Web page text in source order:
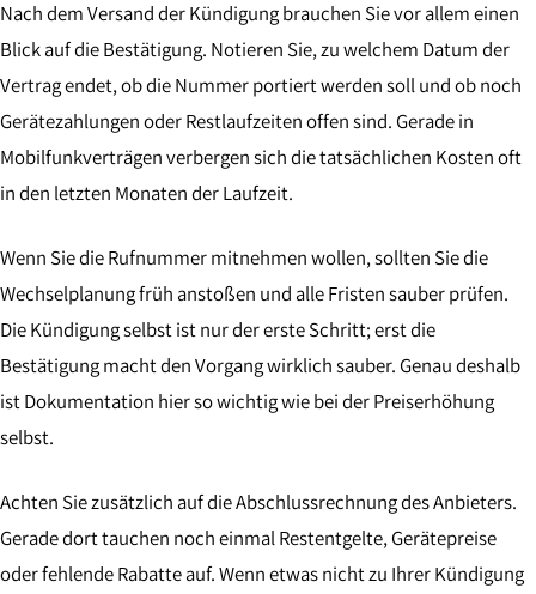
Nach dem Versand der Kündigung brauchen Sie vor allem einen
Blick auf die Bestätigung. Notieren Sie, zu welchem Datum der
Vertrag endet, ob die Nummer portiert werden soll und ob noch
Gerätezahlungen oder Restlaufzeiten offen sind. Gerade in
Mobilfunkverträgen verbergen sich die tatsächlichen Kosten oft
in den letzten Monaten der Laufzeit.
Wenn Sie die Rufnummer mitnehmen wollen, sollten Sie die
Wechselplanung früh anstoßen und alle Fristen sauber prüfen.
Die Kündigung selbst ist nur der erste Schritt; erst die
Bestätigung macht den Vorgang wirklich sauber. Genau deshalb
ist Dokumentation hier so wichtig wie bei der Preiserhöhung
selbst.
Achten Sie zusätzlich auf die Abschlussrechnung des Anbieters.
Gerade dort tauchen noch einmal Restentgelte, Gerätepreise
oder fehlende Rabatte auf. Wenn etwas nicht zu Ihrer Kündigung